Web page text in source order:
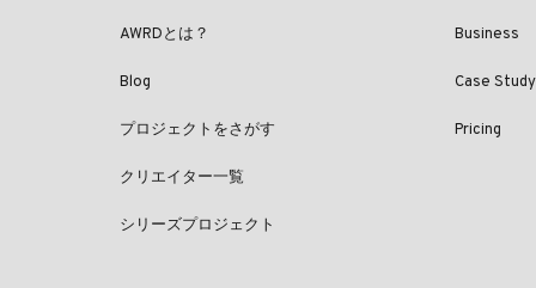
AWRDとは？
Blog
プロジェクトをさがす
クリエイター一覧
シリーズプロジェクト
Business
Case Study
Pricing